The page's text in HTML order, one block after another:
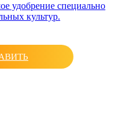
удобрение специально
культур.